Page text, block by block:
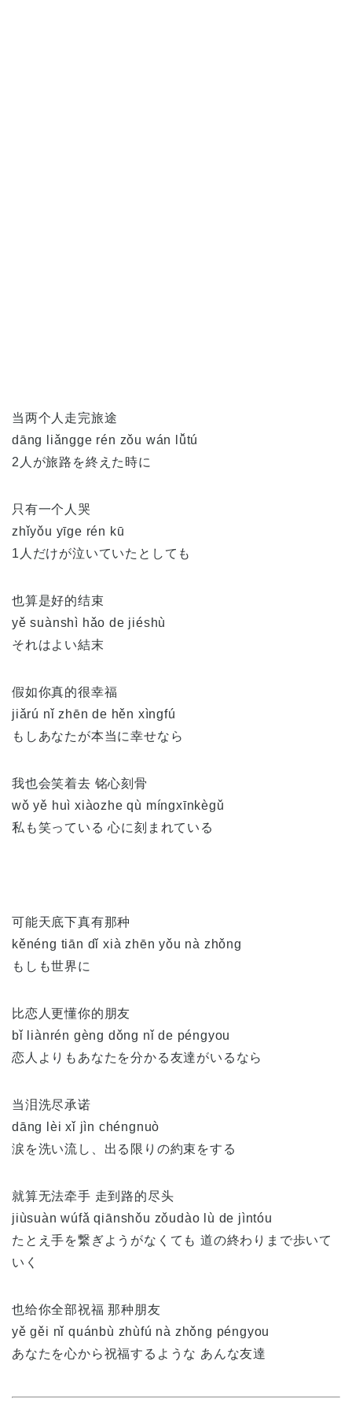
当两个人走完旅途
dāng liǎngge rén zǒu wán lǚtú
2人が旅路を終えた時に
只有一个人哭
zhǐyǒu yīge rén kū
1人だけが泣いていたとしても
也算是好的结束
yě suànshì hǎo de jiéshù
それはよい結末
假如你真的很幸福
jiǎrú nǐ zhēn de hěn xìngfú
もしあなたが本当に幸せなら
我也会笑着去 铭心刻骨
wǒ yě huì xiàozhe qù míngxīnkègǔ
私も笑っている 心に刻まれている
可能天底下真有那种
kěnéng tiān dǐ xià zhēn yǒu nà zhǒng
もしも世界に
比恋人更懂你的朋友
bǐ liànrén gèng dǒng nǐ de péngyou
恋人よりもあなたを分かる友達がいるなら
当泪洗尽承诺
dāng lèi xǐ jìn chéngnuò
涙を洗い流し、出る限りの約束をする
就算无法牵手 走到路的尽头
jiùsuàn wúfǎ qiānshǒu zǒudào lù de jìntóu
たとえ手を繋ぎようがなくても 道の終わりまで歩いて
いく
也给你全部祝福 那种朋友
yě gěi nǐ quánbù zhùfú nà zhǒng péngyou
あなたを心から祝福するような あんな友達